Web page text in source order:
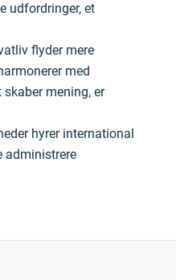
udfordringer, et
flyder mere
med
mening, er
hyrer international
administrere